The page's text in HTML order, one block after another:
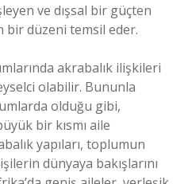
ve dışsal bir güçten
bir düzeni temsil eder.
akrabalık ilişkileri
olabilir. Bununla
olduğu gibi,
bir kısmı aile
yapıları, toplumun
dünyaya bakışlarını